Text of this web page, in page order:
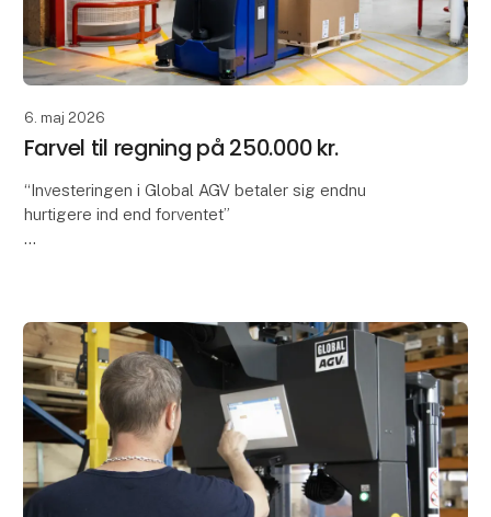
6. maj 2026
Farvel til regning på 250.000 kr.
“Investeringen i Global AGV betaler sig endnu
hurtigere ind end forventet”